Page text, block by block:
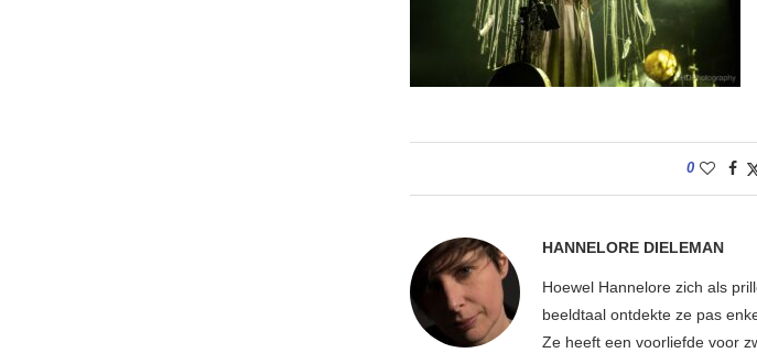
0
HANNELORE DIELEMAN
Hoewel Hannelore zich als
beeldtaal ontdekte ze pas
Ze heeft een voorliefde voor